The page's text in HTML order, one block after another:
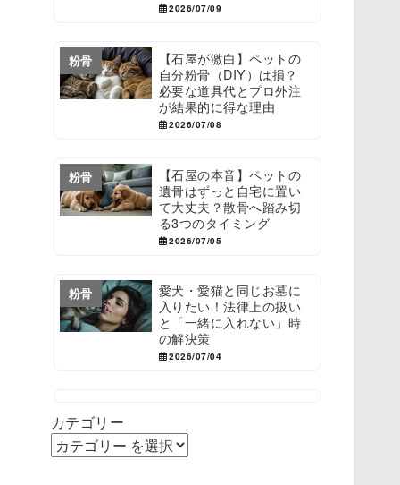
2026/07/09
粉骨
【石屋が激白】ペットの
自分粉骨（DIY）は損？
必要な道具代とプロ外注
が結果的に得な理由
2026/07/08
粉骨
【石屋の本音】ペットの
遺骨はずっと自宅に置い
て大丈夫？散骨へ踏み切
る3つのタイミング
2026/07/05
粉骨
愛犬・愛猫と同じお墓に
入りたい！法律上の扱い
と「一緒に入れない」時
の解決策
2026/07/04
カテゴリー